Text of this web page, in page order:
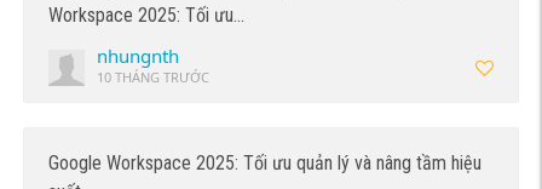
Workspace 2025: Tối ưu…
nhungnth
10 THÁNG TRƯỚC
Google Workspace 2025: Tối ưu quản lý và nâng tầm hiệu